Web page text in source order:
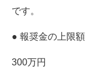
です。
● 報奨金の上限額
300万円